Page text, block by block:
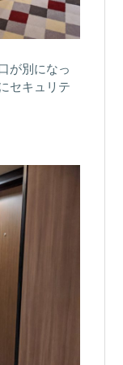
が別になっ
セキュリテ